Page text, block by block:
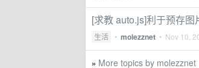
[求教 auto.js]利于预存图
生活 • molezznet • Nov 10,
» More topics by molezznet